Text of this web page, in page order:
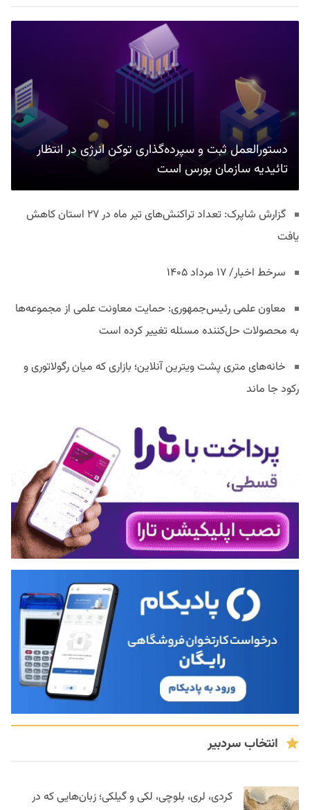
دستورالعمل ثبت و سپرده‌گذاری توکن انرژی در انتظار
تائیدیه سازمان بورس است
گزارش شاپرک: تعداد تراکنش‌های تیر ماه در ۲۷ استان‌ کاهش
یافت
سرخط اخبار/ ۱۷ مرداد ۱۴۰۵
معاون علمی رئیس‌جمهوری: حمایت معاونت علمی از مجموعه‌ها
به محصولات حل‌کننده مسئله تغییر کرده است
خانه‌های متری پشت ویترین آنلاین؛ بازاری که میان رگولاتوری و
رکود جا ماند
انتخاب سردبیر
کردی، لری، بلوچی، لکی و گیلکی؛ زبان‌هایی که در